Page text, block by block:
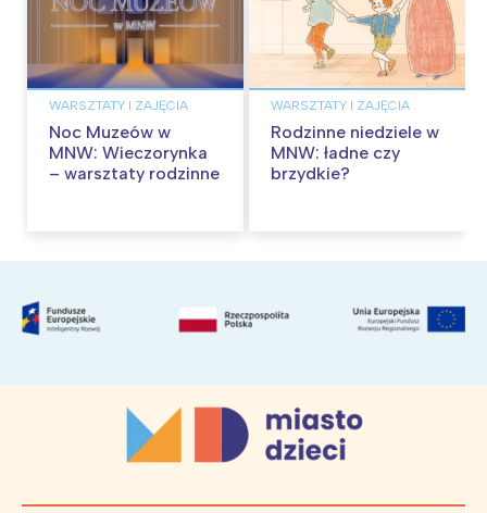
WARSZTATY I ZAJĘCIA
Noc Muzeów w
MNW: Wieczorynka
– warsztaty rodzinne
WARSZTATY I ZAJĘCIA
Rodzinne niedziele w
MNW: ładne czy
brzydkie?